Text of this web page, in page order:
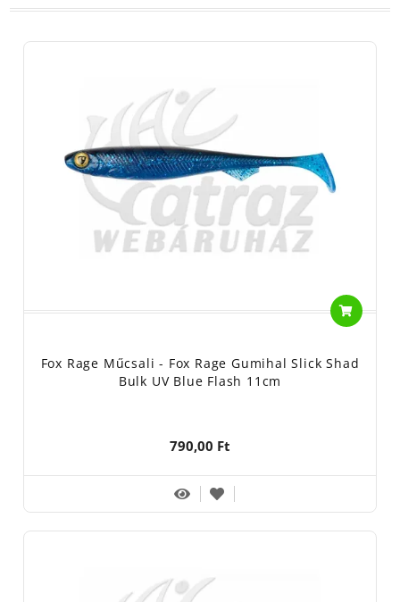
Fox Rage Műcsali - Fox Rage Gumihal Slick Shad
Bulk UV Blue Flash 11cm
790,00 Ft